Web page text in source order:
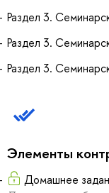
Раздел 3.
Раздел 3.
Раздел 3.
Элементы
Домашнее